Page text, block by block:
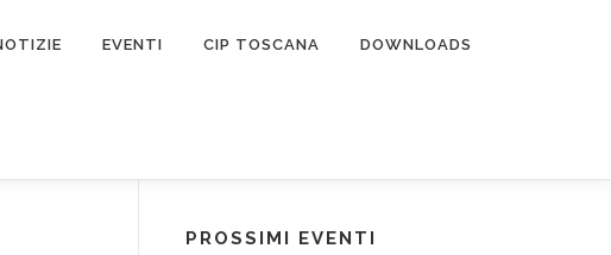
EVENTI CIP TOSCANA DOWNLOADS
PROSSIMI EVENTI